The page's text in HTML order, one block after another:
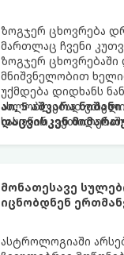
ზოგჯერ ცხოვრება
მართლაც ჩვენი
ზოგჯერ
მნიშვნელობით
უქმდება დიდხანს
ახლობლებად
აი, 5 აშკარა
დაცვისკენ
მონათესავე
იცნობდნენ
ასტროლოგიაში